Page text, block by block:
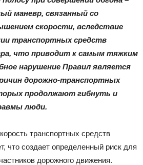
район
маневр, связанный со
скорости, вследствие
транспортных средств
что приводит к самым тяжким
нарушение Правил является
дорожно-транспортных
продолжают гибнуть и
люди.
транспортных средств
что создает определенный риск для
дорожного движения.